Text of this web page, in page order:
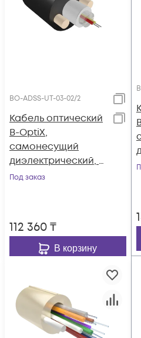
BO-ADSS-UT-03-02/2
Кабель оптический
B-OptiX,
самонесущий
диэлектрический, 2
волокна, 3.0кН, FRP
Под заказ
112 360₸
В корзину